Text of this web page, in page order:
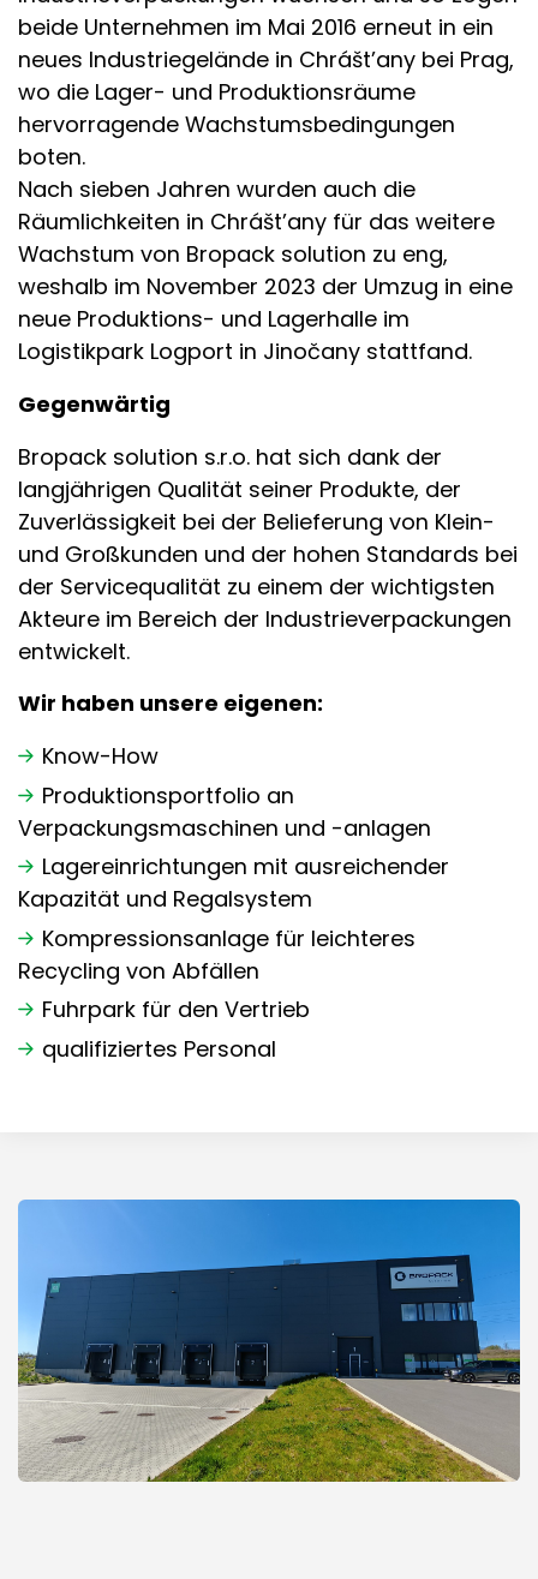
beide Unternehmen im Mai 2016 erneut in ein
neues Industriegelände in Chrášt’any bei Prag,
wo die Lager- und Produktionsräume
hervorragende Wachstumsbedingungen
boten.
Nach sieben Jahren wurden auch die
Räumlichkeiten in Chrášt’any für das weitere
Wachstum von Bropack solution zu eng,
weshalb im November 2023 der Umzug in eine
neue Produktions- und Lagerhalle im
Logistikpark Logport in Jinočany stattfand.
Gegenwärtig
Bropack solution s.r.o. hat sich dank der
langjährigen Qualität seiner Produkte, der
Zuverlässigkeit bei der Belieferung von Klein-
und Großkunden und der hohen Standards bei
der Servicequalität zu einem der wichtigsten
Akteure im Bereich der Industrieverpackungen
entwickelt.
Wir haben unsere eigenen:
Know-How
Produktionsportfolio an
Verpackungsmaschinen und -anlagen
Lagereinrichtungen mit ausreichender
Kapazität und Regalsystem
Kompressionsanlage für leichteres
Recycling von Abfällen
Fuhrpark für den Vertrieb
qualifiziertes Personal